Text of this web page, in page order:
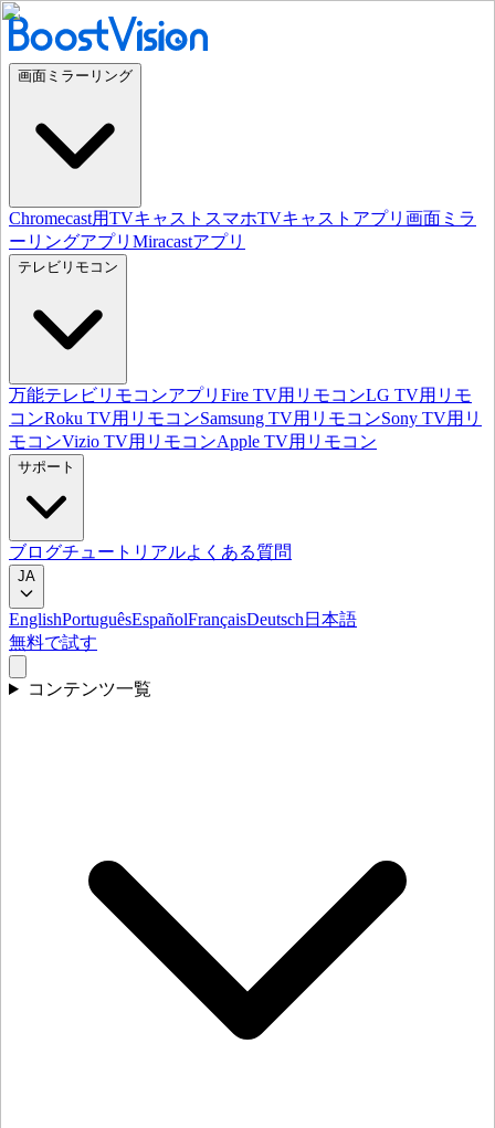
画面ミラーリング
Chromecast用TVキャスト スマホTVキャストアプリ 画面ミラ
ーリングアプリ Miracastアプリ
テレビリモコン
万能テレビリモコンアプリ Fire TV用リモコンLG TV用リモ
コンRoku TV用リモコンSamsung TV用リモコンSony TV用リ
モコンVizio TV用リモコンApple TV用リモコン
サポート
ブログチュートリアルよくある質問
JA
EnglishPortuguêsEspañolFrançaisDeutsch 日本語
無料で試す
コンテンツ一覧